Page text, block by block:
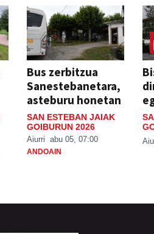
Bus zerbitzua
Sanestebanetara,
asteburu honetan
SAN ESTEBAN JAIAK
GOIBURUN 2026
Aiurri abu 05, 07:00
ANDOAIN